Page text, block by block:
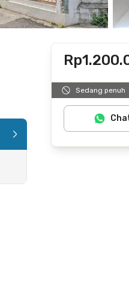
Termasuk
Sedang penuh